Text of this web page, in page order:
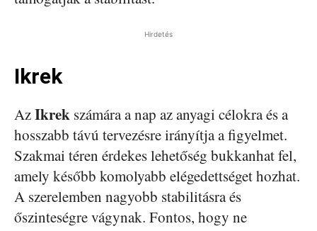
Hirdetés
Ikrek
AzIkrek számára a nap az anyagi célokra és a
hosszabb távú tervezésre irányítja a figyelmet.
Szakmai téren érdekes lehetőség bukkanhat fel,
amely később komolyabb elégedettséget hozhat.
A szerelemben nagyobb stabilitásra és
őszinteségre vágynak. Fontos, hogy ne